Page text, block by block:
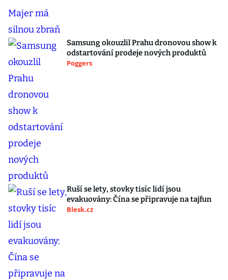
Samsung okouzlil Prahu dronovou show k
odstartování prodeje nových produktů
Poggers
Ruší se lety, stovky tisíc lidí jsou
evakuovány: Čína se připravuje na tajfun
Blesk.cz